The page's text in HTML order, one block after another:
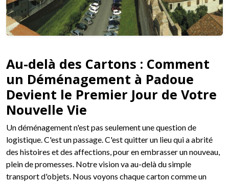
Au-delà des Cartons : Comment
un Déménagement à Padoue
Devient le Premier Jour de Votre
Nouvelle Vie
Un déménagement n'est pas seulement une question de
logistique. C'est un passage. C'est quitter un lieu qui a abrité
des histoires et des affections, pour en embrasser un nouveau,
plein de promesses. Notre vision va au-delà du simple
transport d'objets. Nous voyons chaque carton comme un